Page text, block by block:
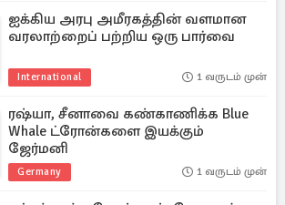
ஐக்கிய அரபு அமீரகத்தின் வளமான
வரலாற்றைப் பற்றிய ஒரு பார்வை
International 1 வருடம் முன்
ரஷ்யா, சீனாவை கண்காணிக்க Blue
Whale ட்ரோன்களை இயக்கும்
ஜேர்மனி
Germany 1 வருடம் முன்